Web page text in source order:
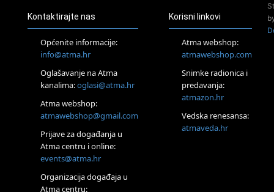
Tečaj Višeg Vodstva, razvijanja intuicije i Akaša zapisa
26.08.
Postanite Nositelj Vibracije Nove Zemlje
Visoko
Alemka Dauskardt – Jednodnevna radionica sistemskih
Zagreb
HOD PO ŽERAVICI – Seminar koji mijenja tijelo, duh i um
SoulFest – Festival glazbe, mudrosti i zajedništva
Radoboj
Noćna šumska kupka
Kontaktirajte nas
Općenite informacije:
info@atma.hr
Oglašavanje na Atma
kanalima:oglasi@atma.hr
Atma webshop:
atmawebshop@gmail.com
Prijave za događanja u
Atma centru i online:
events@atma.hr
Organizacija događaja u
Atma centru:
Korisni linkovi
Atma webshop:
atmawebshop.com
Snimke radionica i
predavanja:
atmazon.hr
Vedska renesansa:
atmaveda.hr